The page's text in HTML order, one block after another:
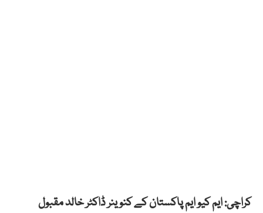
کراچی: ایم کیو ایم پاکستان کے کنوینر ڈاکٹر خالد مقبول